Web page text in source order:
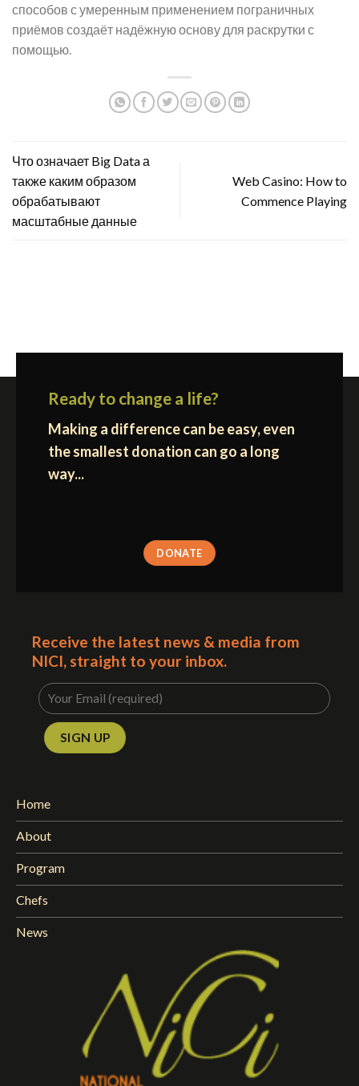
способов с умеренным применением пограничных
приёмов создаёт надёжную основу для раскрутки с
помощью.
Что означает Big Data а
также каким образом
обрабатывают
масштабные данные
Web Casino: How to
Commence Playing
Ready to change a life?
Making a difference can be easy, even
the smallest donation can go a long
way...
DONATE
Receive the latest news & media from
NICI, straight to your inbox.
Home
About
Program
Chefs
News